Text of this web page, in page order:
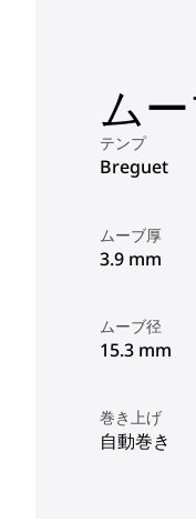
ム
テンプ
Breguet
ムーブ厚
3.9 mm
ムーブ径
15.3 mm
巻き上げ
自動巻き